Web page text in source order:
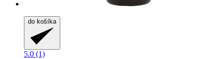
do košíka
5.0 (1)